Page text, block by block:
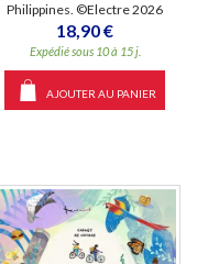
Philippines. ©Electre 2026
18,90 €
Expédié sous 10 à 15 j.
AJOUTER AU PANIER